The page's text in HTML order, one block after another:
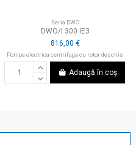
Seria DWO
DWO/I 300 IE3
816,00 €
Pompa electrica centrifuga cu rotor deschis
Adaugă în coș